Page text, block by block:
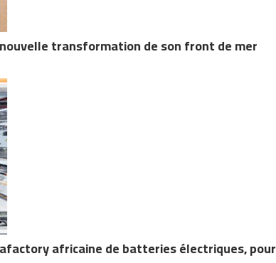
transformation de son front de mer
africaine de batteries électriques, pour